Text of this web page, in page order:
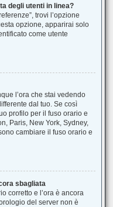
degli utenti in linea?
trovi l’opzione
opzione, apparirai solo
come utente
l’ora che stai vedendo
dal tuo. Se così
profilo per il fuso orario e
Paris, New York, Sydney,
cambiare il fuso orario e
sbagliata
corretto e l’ora è ancora
del server non è